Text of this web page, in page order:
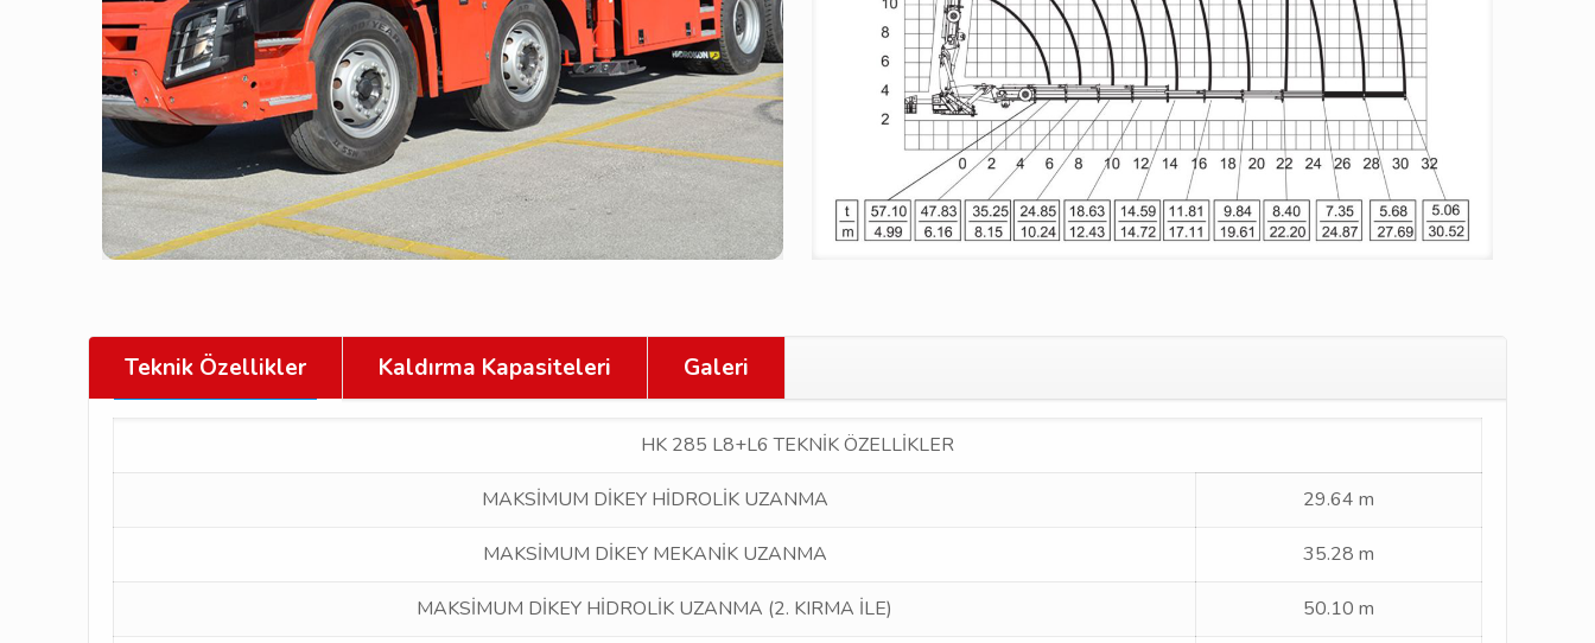
Teknik Özellikler Kaldırma Kapasiteleri Galeri
HK 285 L8+L6 TEKNİK ÖZELLİKLER
MAKSİMUM DİKEY HİDROLİK UZANMA 29.64 m
MAKSİMUM DİKEY MEKANİK UZANMA 35.28 m
MAKSİMUM DİKEY HİDROLİK UZANMA (2. KIRMA İLE) 50.10 m